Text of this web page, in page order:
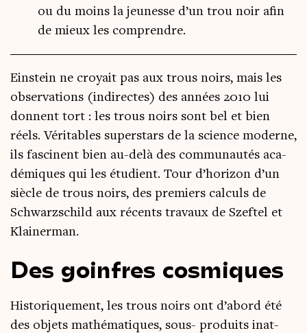
ou du moins la jeunesse d’un trou noir afin
de mieux les comprendre.
Ein­stein ne croyait pas aux trous noirs, mais les
obser­va­tions (indi­rectes) des années 2010 lui
donnent tort : les trous noirs sont bel et bien
réels. Véri­tables super­stars de la science moderne,
ils fas­cinent bien au-delà des com­mu­nau­tés aca­
dé­miques qui les étu­dient. Tour d’horizon d’un
siècle de trous noirs, des pre­miers cal­culs de
Schwarz­schild aux récents tra­vaux de Szef­tel et
Klainerman.
Des goinfres cosmiques
His­to­ri­que­ment, les trous noirs ont d’abord été
des objets mathé­ma­tiques, sous- pro­duits inat­